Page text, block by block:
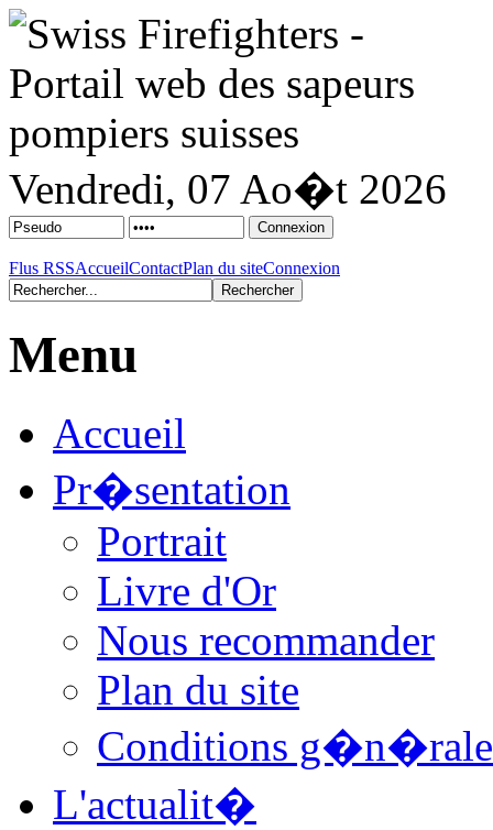
Vendredi, 07 Ao�t 2026
Flus RSSAccueilContactPlan du siteConnexion
Menu
Accueil
Pr�sentation
Portrait
Livre d'Or
Nous recommander
Plan du site
Conditions
L'actualit�